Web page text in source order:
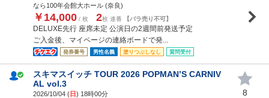
なら100年会館大ホール (奈良)
￥14,000 / 枚 2枚 連番 【バラ売り不可】
DELUXE先行 座席未定 公演日の2週間前発送予定
ご入金後、マイページの連絡ボードで発...
発券番号 男性名義 塗りつぶしなし 質問受付
スキマスイッチ TOUR 2026 POPMAN’S CARNIV
AL vol.3
2026/10/04 (日) 18時00分
8